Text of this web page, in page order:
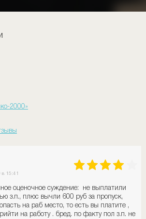
2000»
15:41
оценочное суждение: не выплатили
з.п., плюс вычли 600 руб за пропуск,
на раб место, то есть вы платите ,
на работу . бред. по факту пол з.п. не